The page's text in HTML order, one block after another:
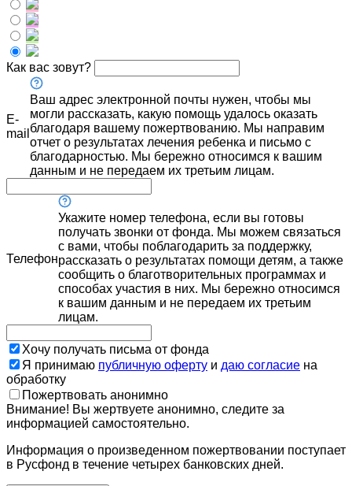
Как вас зовут?
E-
mail
Ваш адрес электронной почты нужен, чтобы мы
могли рассказать, какую помощь удалось оказать
благодаря вашему пожертвованию. Мы направим
отчет о результатах лечения ребенка и письмо с
благодарностью. Мы бережно относимся к вашим
данным и не передаем их третьим лицам.
Телефон
Укажите номер телефона, если вы готовы
получать звонки от фонда. Мы можем связаться
с вами, чтобы поблагодарить за поддержку,
рассказать о результатах помощи детям, а также
сообщить о благотворительных программах и
способах участия в них. Мы бережно относимся
к вашим данным и не передаем их третьим
лицам.
Хочу получать письма от фонда
Я принимаю публичную оферту и даю согласие на
обработку
Пожертвовать анонимно
Внимание! Вы жертвуете анонимно, следите за
информацией самостоятельно.
Информация о произведенном пожертвовании поступает
в Русфонд в течение четырех банковских дней.